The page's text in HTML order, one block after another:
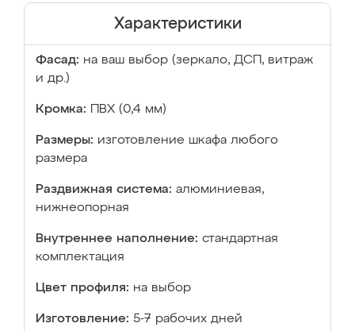
Характеристики
Фасад: на ваш выбор (зеркало, ДСП, витраж
и др.)
Кромка: ПВХ (0,4 мм)
Размеры: изготовление шкафа любого
размера
Раздвижная система: алюминиевая,
нижнеопорная
Внутреннее наполнение: стандартная
комплектация
Цвет профиля: на выбор
Изготовление: 5-7 рабочих дней